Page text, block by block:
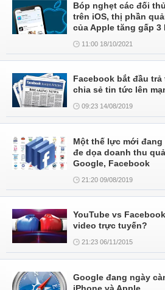
Bóp nghẹt các đối
trên iOS, thị phần
của Apple tăng gấp 3
11:00 18/10/2021
Facebook bắt đầu
chia sẻ tin tức lên
09:23 14/08/2019
Một thế lực mới
đe dọa doanh thu
Google, Facebook
21:20 09/08/2019
YouTube vs
video trực tuyến?
21:23 06/11/2015
Google đang ngày